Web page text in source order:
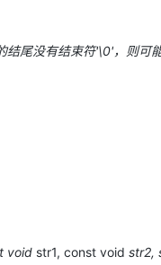
结尾没有结束符'\0'，则可
void str1, const void str2,